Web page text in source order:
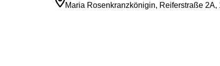
Maria Rosenkranzkönigin, Reiferstraße 2A,